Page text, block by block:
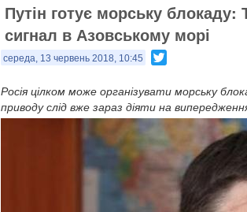
Путін готує морську
сигнал в Азовському морі
середа, 13 червень 2018, 10:45
Росія цілком може організувати морську
приводу слід вже зараз діяти на